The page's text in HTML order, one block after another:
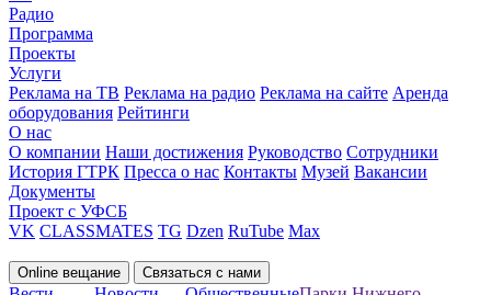
Радио
Программа
Проекты
Услуги
Реклама на ТВ Реклама на радио Реклама на сайте Аренда
оборудования Рейтинги
О нас
О компании Наши достижения Руководство Сотрудники
История ГТРК Пресса о нас Контакты Музей Вакансии
Документы
Проект с УФСБ
VK CLASSMATES TG Dzen RuTube Max
Online вещание Связаться с нами